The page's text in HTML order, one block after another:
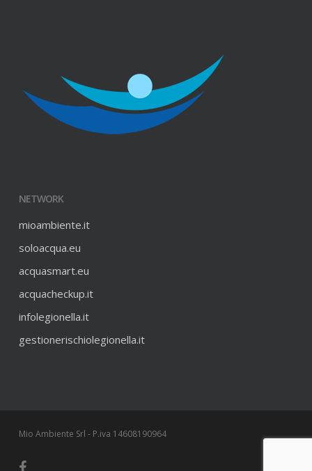
NETWORK
mioambiente.it
soloacqua.eu
acquasmart.eu
acquacheckup.it
infolegionella.it
gestionerischiolegionella.it
Mio Ambiente Srl - P.iva 14608190964
facebook